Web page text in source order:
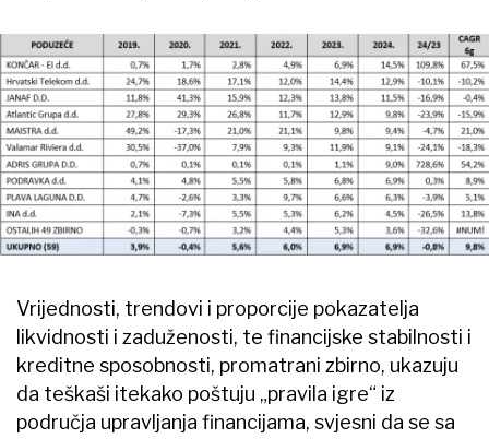
Vrijednosti, trendovi i proporcije pokazatelja
likvidnosti i zaduženosti, te financijske stabilnosti i
kreditne sposobnosti, promatrani zbirno, ukazuju
da teškaši itekako poštuju „pravila igre“ iz
područja upravljanja financijama, svjesni da se sa